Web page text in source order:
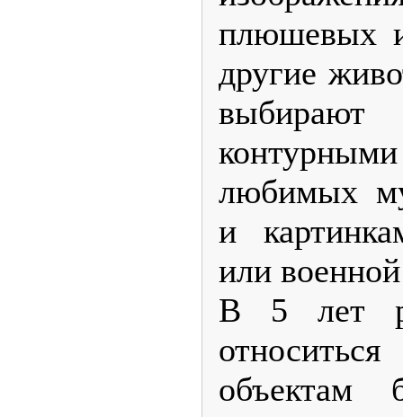
плюшевых
другие
любимых
и
или
В 5 лет
объектам